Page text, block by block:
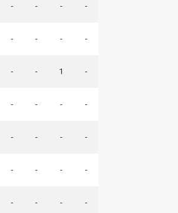
- - - -
- - - -
- - 1 -
- - - -
- - - -
- - - -
- - - -